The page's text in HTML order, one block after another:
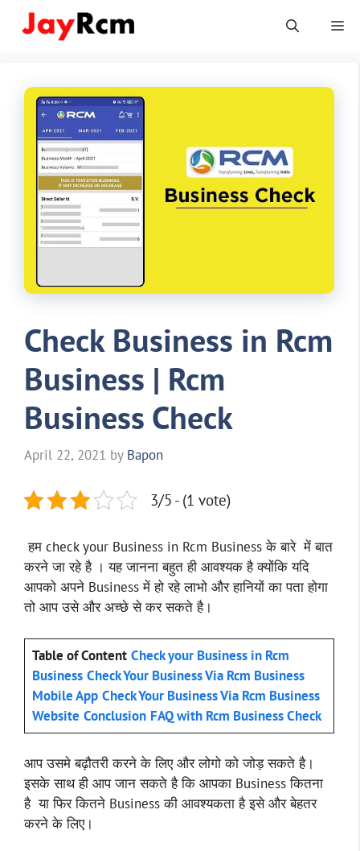
Check Business in Rcm
Business | Rcm
Business Check
April 22, 2021 by Bapon
3/5 - (1 vote)
हम check your Business in Rcm Business के बारे में बात
करने जा रहे है । यह जानना बहुत ही आवश्यक है क्योंकि यदि
आपको अपने Business में हो रहे लाभो और हानियों का पता होगा
तो आप उसे और अच्छे से कर सकते है।
Table of Content Check your Business in Rcm
Business Check Your Business Via Rcm Business
Mobile App Check Your Business Via Rcm Business
Website Conclusion FAQ with Rcm Business Check
आप उसमे बढ़ौतरी करने के लिए और लोगो को जोड़ सकते है।
इसके साथ ही आप जान सकते है कि आपका Business कितना
है या फिर कितने Business की आवश्यकता है इसे और बेहतर
करने के लिए।